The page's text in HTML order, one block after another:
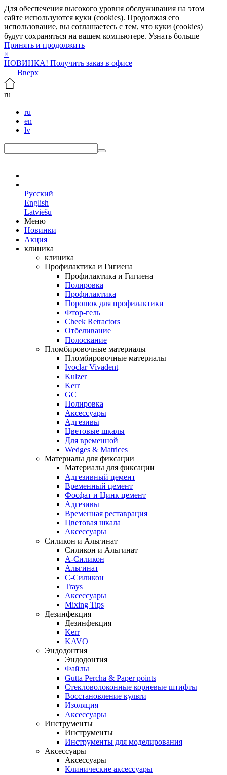
Для обеспечения высокого уровня обслуживания на этом
сайте используются куки (cookies). Продолжая его
использование, вы соглашаетесь с тем, что куки (cookies)
будут сохраняться на вашем компьютере. Узнать больше
Принять и продолжить
×
НОВИНКА! Получить заказ в офисе
Вверх
ru
ru
en
lv
Русский
English
Latviešu
Меню
Новинки
Акция
клиника
клиника
Профилактика и Гигиена
Профилактика и Гигиена
Полировка
Профилактика
Порошок для профилактики
Фтор-гель
Cheek Retractors
Отбеливание
Полоскание
Пломбировочные материалы
Пломбировочные материалы
Ivoclar Vivadent
Kulzer
Kerr
GC
Полировка
Аксессуары
Адгезивы
Цветовые шкалы
Для временной
Wedges & Matrices
Материалы для фиксации
Материалы для фиксации
Адгезивный цемент
Временный цемент
Фосфат и Цинк цемент
Адгезивы
Временная реставрация
Цветовая шкала
Аксессуары
Силикон и Альгинат
Силикон и Альгинат
A-Силикон
Альгинат
C-Силикон
Trays
Аксессуары
Mixing Tips
Дезинфекция
Дезинфекция
Kerr
KAVO
Эндодонтия
Эндодонтия
Файлы
Gutta Percha & Paper points
Стекловолоконные корневые штифты
Восстановление культи
Изоляция
Аксессуары
Инструменты
Инструменты
Инструменты для моделирования
Аксессуары
Аксессуары
Клинические аксессуары